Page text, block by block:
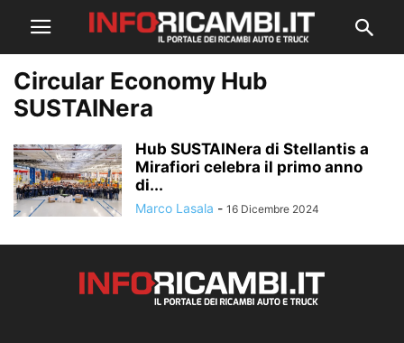
Circular Economy Hub
SUSTAINera
Hub SUSTAINera di Stellantis a
Mirafiori celebra il primo anno
di...
Marco Lasala - 16 Dicembre 2024